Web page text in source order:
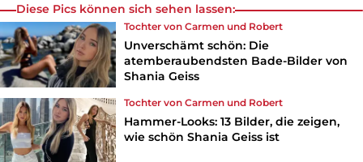
Diese Pics können sich sehen lassen:
Tochter von Carmen und Robert
Unverschämt schön: Die
atemberaubendsten Bade-Bilder von
Shania Geiss
Tochter von Carmen und Robert
Hammer-Looks: 13 Bilder, die zeigen,
wie schön Shania Geiss ist